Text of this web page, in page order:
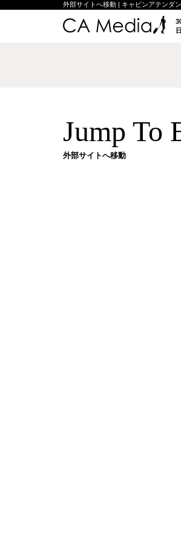
外部サイトへ移動 | キャビンアテンダ
Jump To
外部サイトへ移動